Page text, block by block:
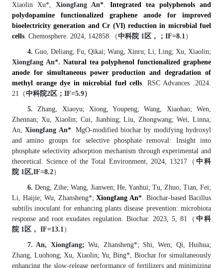
Xiaolin Xu* Xiongfang An*
Integrated tea polyphenols and
polydopamine functionalized graphene anode for improved
bioelectricity generation and Cr (VI) reduction in microbial fuel
cells Chemosphere 2024 142858. （中科院 1 区，； IF=8.1 ）
4. Guo, Deliang; Fu, Qikai; Wang, Xinru; Li, Ling; Xu, Xiaolin;
Xiongfang An*. Natural tea polyphenol functionalized graphene
anode for simultaneous power production and degradation of
methyl orange dye in microbial fuel cells
RSC Advances
.2024.
21
（中科院2区；IF=5.9）
5. Zhang, Xiaoyu; Xiong, Youpeng; Wang, Xiaohao; Wen,
Zhennan; Xu, Xiaolin; Cui, Jianbing; Liu, Zhongwang; Wei, Linna;
An,Xiongfang An*. MgO-modified biochar by modifying hydroxyl
and amino groups for selective phosphate removal: Insight into
phosphate selectivity adsorption mechanism through experimental and
theoretical. Science of the Total Environment, 2024, 1 3217（ 中科
院 1 区,IF=8.2）
6. Deng, Zihe; Wang, Jianwen; He, Yanhui; Tu, Zhuo; Tian, Fei;
Li, Haijie; Wu, Zhansheng*;Xiongfang An* . Biochar-based Bacillus
subtilis inoculant for enhancing plants disease prevention: microbiota
response and root exudates regulation.
Biochar. 2023, 5, 81 （ 中科
院 1 区， IF=13.1 ）
7. An, Xiongfang;Wu, Zhansheng*; Shi, Wen; Qi, Huihua;
Zhang, Luohong; Xu, Xiaolin; Yu, Bing*, Biochar for simultaneously
enhancing the slow-release performance of fertilizers and minimizing